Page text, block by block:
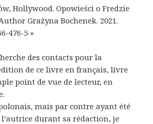
Hollywood. Opowieści o Fredzie
Grażyna Bochenek. 2021.
476-5 »
des contacts pour la
de ce livre en français, livre
point de vue de lecteur, en
mais par contre ayant été
durant sa rédaction, je